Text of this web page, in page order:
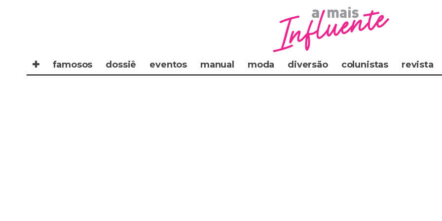
✚ famosos dossiê eventos manual moda diversão colunistas revista